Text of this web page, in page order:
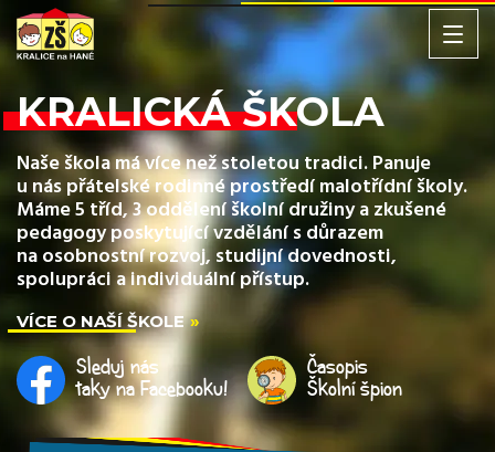
KRALICKÁ ŠKOLA
Naše škola má více než stoletou tradici. Panuje
u nás přátelské rodinné prostředí malotřídní školy.
Máme 5 tříd, 3 oddělení školní družiny a zkušené
pedagogy poskytující vzdělání s důrazem
na osobnostní rozvoj, studijní dovednosti,
spolupráci a individuální přístup.
VÍCE O NAŠÍ ŠKOLE
Sleduj nás
taky na Facebooku!
Časopis
Školní špion